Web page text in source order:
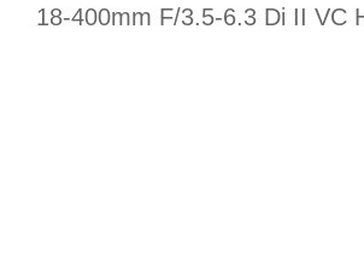
18-400mm F/3.5-6.3 Di II VC